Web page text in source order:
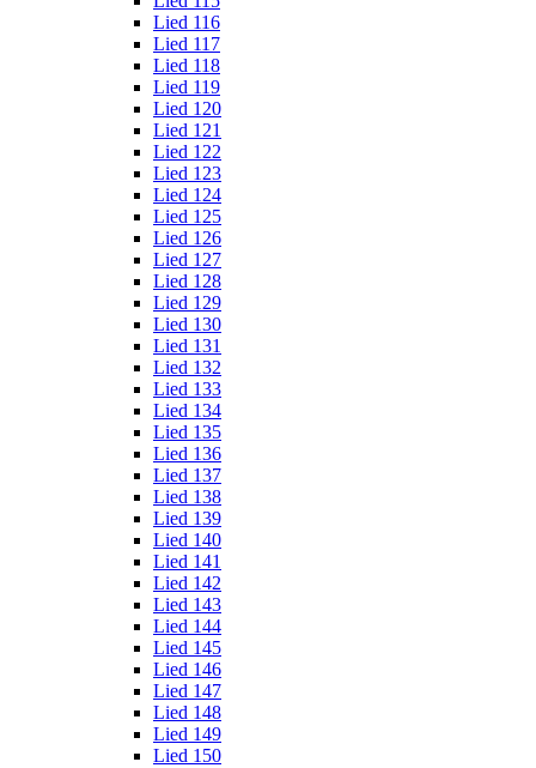
Lied 116
Lied 117
Lied 118
Lied 119
Lied 120
Lied 121
Lied 122
Lied 123
Lied 124
Lied 125
Lied 126
Lied 127
Lied 128
Lied 129
Lied 130
Lied 131
Lied 132
Lied 133
Lied 134
Lied 135
Lied 136
Lied 137
Lied 138
Lied 139
Lied 140
Lied 141
Lied 142
Lied 143
Lied 144
Lied 145
Lied 146
Lied 147
Lied 148
Lied 149
Lied 150